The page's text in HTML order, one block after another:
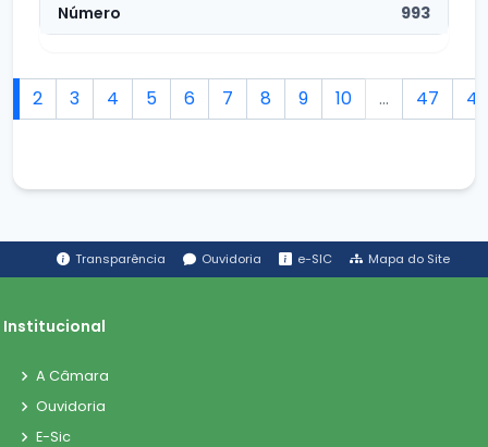
993
2 3 4 5 6 7 8 9 10 ... 47 48
Transparência Ouvidoria e-SIC Mapa do Site
Institucional
A Câmara
Ouvidoria
E-Sic